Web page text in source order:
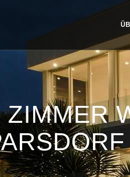
ZIMMER